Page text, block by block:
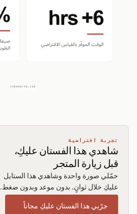
تجربة افتراضية
شاهدي هذا الفستان عليكِ،
قبل زيارة المتجر
حمّلي صورة واحدة وشاهدي هذا الستايل
عليكِ خلال ثوانٍ. بدون موعد وبدون ضغط.
جرّبي هذا الفستان عليكِ مجاناً